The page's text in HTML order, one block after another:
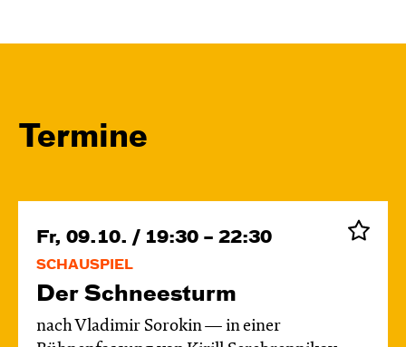
Termine
Fr, 09.10. / 19:30 – 22:30
SCHAUSPIEL
Der Schnee­sturm
nach Vladimir Sorokin — in einer